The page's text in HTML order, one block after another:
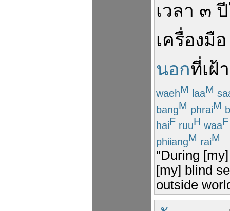
เวลา ๓ ปี
เครื่องมือ
นอกที่เฝ้
waehM laaM
bangM phraiM
haiF ruuH waaF
phiiangM raiM
"During
[my] blind
outside